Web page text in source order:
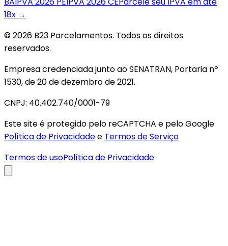
18x →
© 2026 B23 Parcelamentos. Todos os direitos
reservados.
Empresa credenciada junto ao SENATRAN, Portaria nº
1530, de 20 de dezembro de 2021.
CNPJ: 40.402.740/0001-79
Este site é protegido pelo reCAPTCHA e pelo Google
Política de Privacidadee Termos de Serviço
Termos de usoPolítica de Privacidade